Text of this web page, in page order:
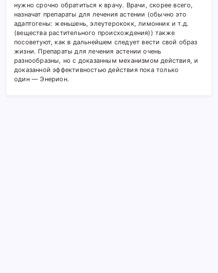
нужно срочно обратиться к врачу. Врачи, скорее всего,
назначат препараты для лечения астении (обычно это
адаптогены: женьшень, элеутерококк, лимонник и т.д.
(вещества растительного происхождения)) также
посоветуют, как в дальнейшем следует вести свой образ
жизни. Препараты для лечения астении очень
разнообразны, но с доказанным механизмом действия, и
доказанной эффективностью действия пока только
один — Энерион.